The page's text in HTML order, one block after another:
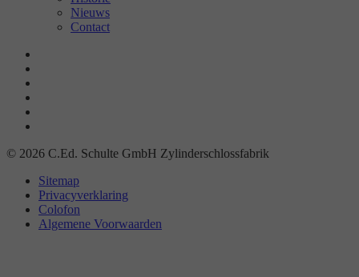
Nieuws
Contact
© 2026 C.Ed. Schulte GmbH Zylinderschlossfabrik
Sitemap
Privacyverklaring
Colofon
Algemene Voorwaarden